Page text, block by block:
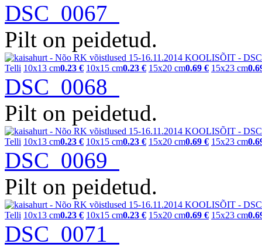
DSC_0067
Pilt on peidetud.
Telli 10x13 cm0.23 € 10x15 cm0.23 € 15x20 cm0.69 € 15x23 cm
DSC_0068
Pilt on peidetud.
Telli 10x13 cm0.23 € 10x15 cm0.23 € 15x20 cm0.69 € 15x23 cm
DSC_0069
Pilt on peidetud.
Telli 10x13 cm0.23 € 10x15 cm0.23 € 15x20 cm0.69 € 15x23 cm
DSC_0071